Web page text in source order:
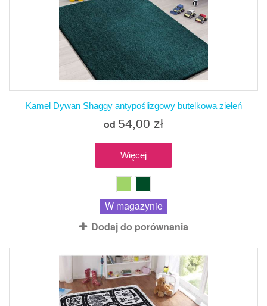
Kamel Dywan Shaggy antypoślizgowy butelkowa zieleń
od 54,00 zł
Więcej
W magazynie
Dodaj do porównania